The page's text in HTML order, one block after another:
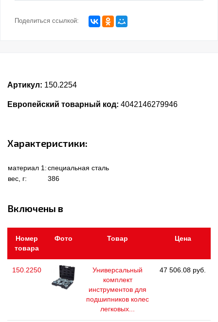
Поделиться ссылкой:
Артикул: 150.2254
Европейский товарный код: 4042146279946
Характеристики:
материал 1:специальная сталь
вес, г:
386
Включены в
Номер
товара
Фото Товар Цена
150.2250
Универсальный
комплект
инструментов для
подшипников колес
легковых...
47 506.08 руб.